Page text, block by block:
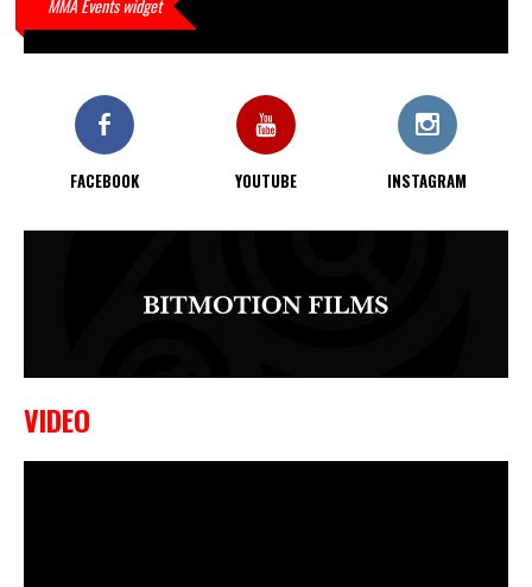
waar hij van gemaakt is…
KO bij CWA Lowlands 7
MMA Events widget
FACEBOOK YOUTUBE INSTAGRAM
VIDEO